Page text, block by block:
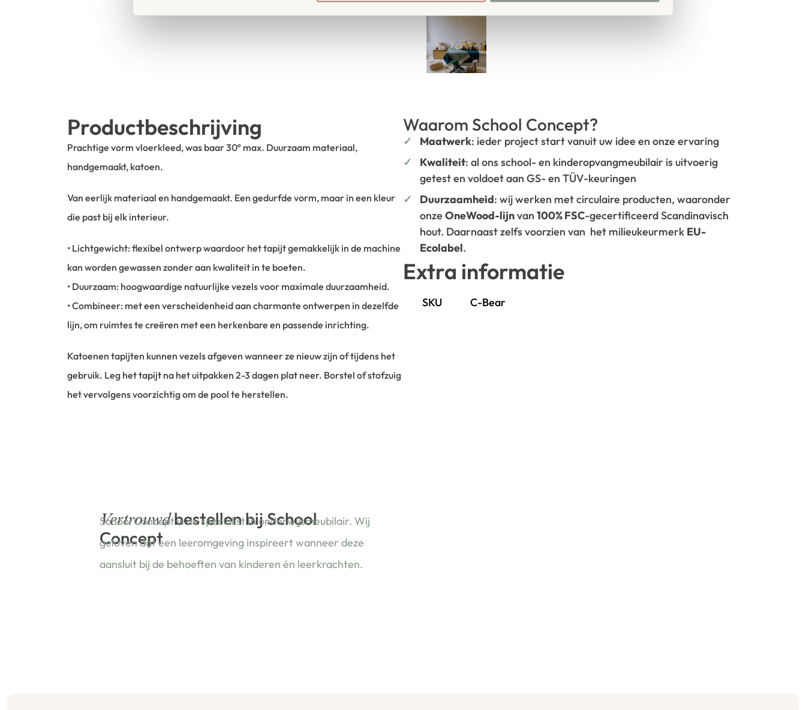
Productbeschrijving
Prachtige vorm vloerkleed, was baar 30º max. Duurzaam materiaal,
handgemaakt, katoen.
Van eerlijk materiaal en handgemaakt. Een gedurfde vorm, maar in een kleur
die past bij elk interieur.
• Lichtgewicht: flexibel ontwerp waardoor het tapijt gemakkelijk in de machine
kan worden gewassen zonder aan kwaliteit in te boeten.
• Duurzaam: hoogwaardige natuurlijke vezels voor maximale duurzaamheid.
• Combineer: met een verscheidenheid aan charmante ontwerpen in dezelfde
lijn, om ruimtes te creëren met een herkenbare en passende inrichting.
Katoenen tapijten kunnen vezels afgeven wanneer ze nieuw zijn of tijdens het
gebruik. Leg het tapijt na het uitpakken 2-3 dagen plat neer. Borstel of stofzuig
het vervolgens voorzichtig om de pool te herstellen.
Vertrouwdbestellen bij School
Concept
School Concept is de specialist in onderwijsmeubilair. Wij
geloven dat een leeromgeving inspireert wanneer deze
aansluit bij de behoeften van kinderen én leerkrachten.
Waarom School Concept?
Maatwerk: ieder project start vanuit uw idee en onze ervaring
Kwaliteit: al ons school- en kinderopvangmeubilair is uitvoerig
getest en voldoet aan GS- en TÜV-keuringen
Duurzaamheid: wij werken met circulaire producten, waaronder
onze OneWood-lijnvan 100% FSC-gecertificeerd Scandinavisch
hout. Daarnaast zelfs voorzien van het milieukeurmerk EU-
Ecolabel.
Extra informatie
SKU C-Bear